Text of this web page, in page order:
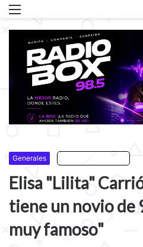
Generales
Elisa "Lilita"
tiene un novio de
muy famoso"